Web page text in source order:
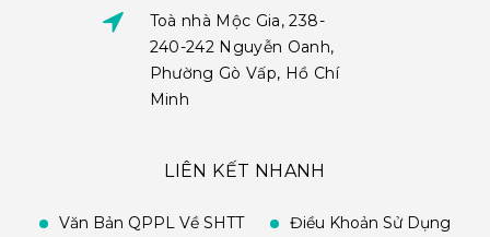
Toà nhà Mộc Gia, 238-
240-242 Nguyễn Oanh,
Phường Gò Vấp, Hồ Chí
Minh
LIÊN KẾT NHANH
Văn Bản QPPL Về SHTT
Điều Khoản Sử Dụng